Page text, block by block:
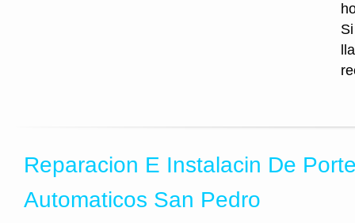
Reparacion E Instalacin De
Automaticos San Pedro